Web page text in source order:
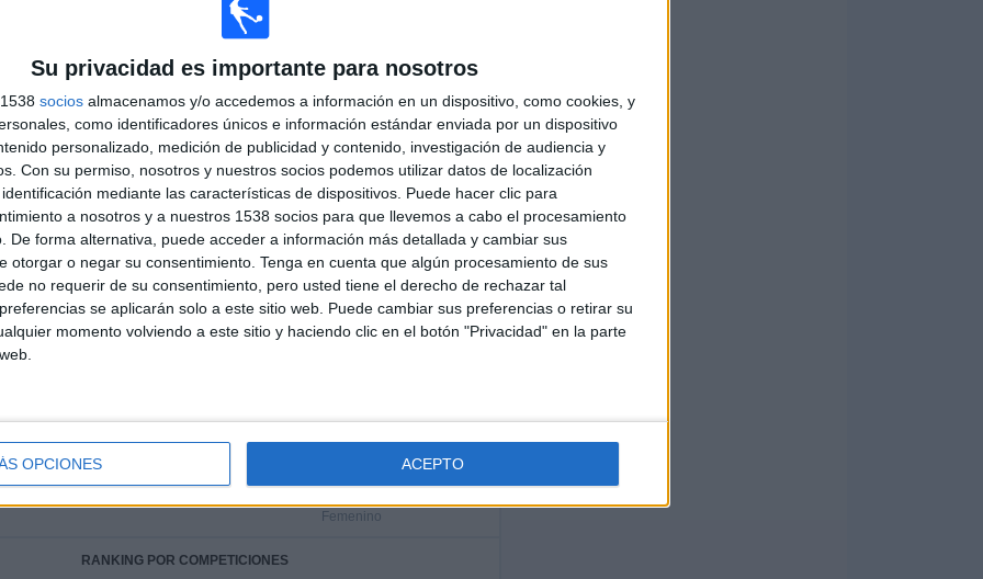
Su privacidad es importante para nosotros
socios almacenamos y/o accedemos a información en un dispositivo, como cookies, y
como identificadores únicos e información estándar enviada por un dispositivo
personalizado, medición de publicidad y contenido, investigación de audiencia y
Con su permiso, nosotros y nuestros socios podemos utilizar datos de localización
mediante las características de dispositivos. Puede hacer clic para
a nosotros y a nuestros 1538 socios para que llevemos a cabo el procesamiento
De forma alternativa, puede acceder a información más detallada y cambiar sus
otorgar o negar su consentimiento. Tenga en cuenta que algún procesamiento de sus
no requerir de su consentimiento, pero usted tiene el derecho de rechazar tal
se aplicarán solo a este sitio web. Puede cambiar sus preferencias o retirar su
momento volviendo a este sitio y haciendo clic en el botón "Privacidad" en la parte
OPCIONES ACEPTO
FC GIRLS ELITE EN TELEVISIÓN EN ESPAÑA
los datos estadísticos de cuándo y dónde se televisan los partidos de Fútbol
22/08/2024 , podemos dar los siguientes datos:
ÚLTIMO PARTIDO EN ABIERTO
Whitecaps FC Girls Elite - Portland Thorns
16/10/2024 CONCACAF Women's Champions
Cup por CONCACAF YouTube
TOTAL
1
DÍAS
658
PARTIDOS
0
4
RIVALES
VS América
Femenino
COMPETICIONES
RANKING POR COMPETICIONES